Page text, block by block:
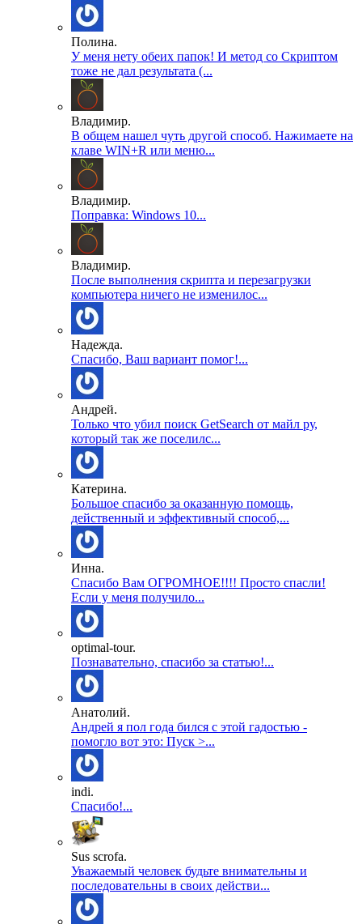
Полина.
У меня нету обеих папок! И метод со Скриптом
тоже не дал результата (...
Владимир.
В общем нашел чуть другой способ. Нажимаете на
клаве WIN+R или меню...
Владимир.
Поправка: Windows 10...
Владимир.
После выполнения скрипта и перезагрузки
компьютера ничего не изменилос...
Надежда.
Спасибо, Ваш вариант помог!...
Андрей.
Только что убил поиск GetSearch от майл ру,
который так же поселилс...
Катерина.
Большое спасибо за оказанную помощь,
действенный и эффективный способ,...
Инна.
Спасибо Вам ОГРОМНОЕ!!!! Просто спасли!
Если у меня получило...
optimal-tour.
Познавательно, спасибо за статью!...
Анатолий.
Андрей я пол года бился с этой гадостью -
помогло вот это: Пуск >...
indi.
Спасибо!...
Sus scrofa.
Уважаемый человек будьте внимательны и
последовательны в своих действи...